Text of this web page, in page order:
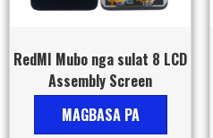
RedMI Mubo nga sulat 8 LCD
Assembly Screen
MAGBASA PA